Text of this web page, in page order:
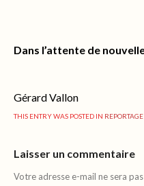
Dans l’attente de
Gérard Vallon
THIS ENTRY WAS POSTED IN REPORTAGE
Laisser un commentaire
Votre adresse e-mail ne sera